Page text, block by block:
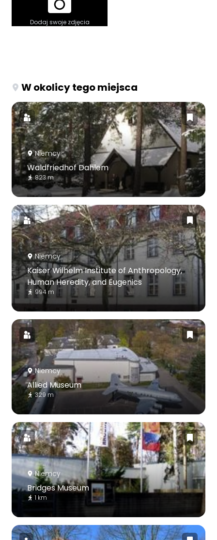
Dodaj swoje zdjęcia
W okolicy tego miejsca
Niemcy
Waldfriedhof Dahlem
823 m
Niemcy
Kaiser Wilhelm Institute of Anthropology,
Human Heredity, and Eugenics
994 m
Niemcy
Allied Museum
329 m
Niemcy
Bridges Museum
1 km